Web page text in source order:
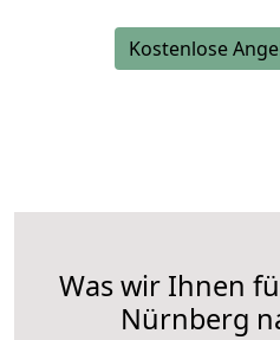
Kostenlose
Was wir Ihnen
Nürnberg